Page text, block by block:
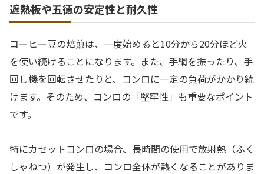
遮熱板や五徳の安定性と耐久性
コーヒー豆の焙煎は、一度始めると10分から20分ほど火
を使い続けることになります。また、手網を振ったり、手
回し機を回転させたりと、コンロに一定の負荷がかかり続
けます。そのため、コンロの「堅牢性」も重要なポイント
です。
特にカセットコンロの場合、長時間の使用で放射熱（ふく
しゃねつ）が発生し、コンロ全体が熱くなることがありま